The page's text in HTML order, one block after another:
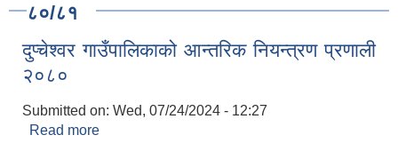
८०/८१
दुप्चेश्वर गाउँपालिकाको आन्तरिक नियन्त्रण प्रणाली
२०८०
Submitted on: Wed, 07/24/2024 - 12:27
Read more